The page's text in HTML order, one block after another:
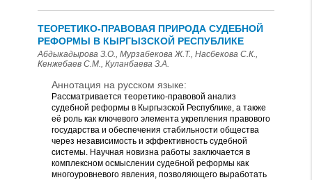
ТЕОРЕТИКО-ПРАВОВАЯ ПРИРОДА СУДЕБНОЙ
РЕФОРМЫ В КЫРГЫЗСКОЙ РЕСПУБЛИКЕ
Абдыкадырова З.О., Мурзабекова Ж.Т., Насбекова С.К.,
Кенжебаев С.М., Куланбаева З.А.
Аннотация на русском языке:
Рассматривается теоретико-правовой анализ
судебной реформы в Кыргызской Республике, а также
её роль как ключевого элемента укрепления правового
государства и обеспечения стабильности общества
через независимость и эффективность судебной
системы. Научная новизна работы заключается в
комплексном осмыслении судебной реформы как
многоуровневого явления, позволяющего выработать